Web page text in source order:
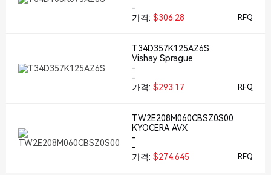
-
가격: $306.28 RFQ
T34D357K125AZ6S
Vishay Sprague
-
-
가격: $293.17 RFQ
TW2E208M060CBSZ0S00
KYOCERA AVX
-
-
가격: $274.645 RFQ